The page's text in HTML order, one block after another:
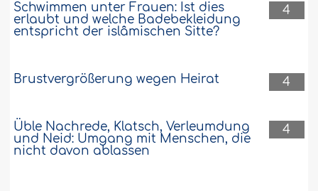
4
Schwimmen unter Frauen: Ist dies
erlaubt und welche Badebekleidung
entspricht der islâmischen Sitte?
4
Brustvergrößerung wegen Heirat
4
Üble Nachrede, Klatsch, Verleumdung
und Neid: Umgang mit Menschen, die
nicht davon ablassen